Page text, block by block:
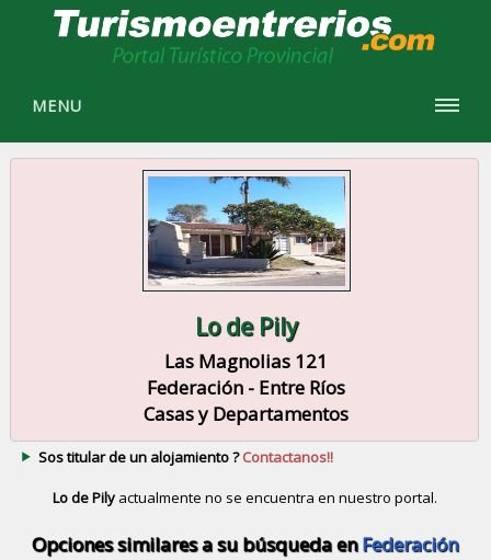
MENU
Lo de Pily
Las Magnolias 121
Federación - Entre Ríos
Casas y Departamentos
Sos titular de un alojamiento ?Contactanos!!
Lo de Pily actualmente no se encuentra en nuestro portal.
Opciones similares a su búsqueda enFederación